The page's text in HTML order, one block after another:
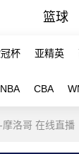
篮球
杯 亚精英
NBA CBA
洛哥 在线直播